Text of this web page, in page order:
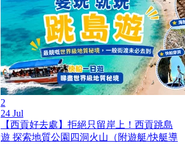
2
24 Jul
【西貢好去處】拒絕只留岸上！西貢跳島
遊 探索地質公園四洞火山（附遊艇/快艇導